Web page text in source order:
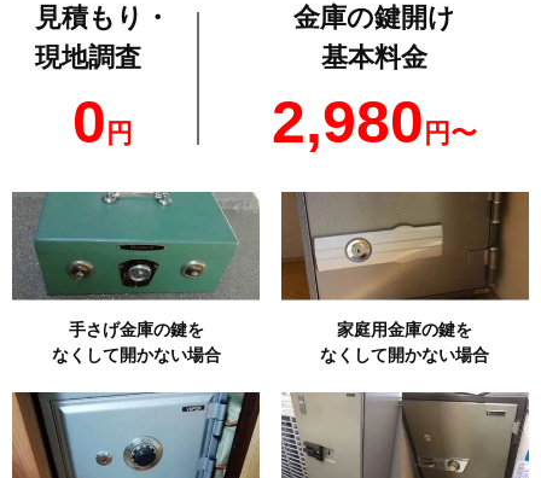
見積もり・
現地調査
0 円
金庫の鍵開け
基本料金
2,980 円〜
手さげ金庫の鍵を
なくして開かない場合
家庭用金庫の鍵を
なくして開かない場合